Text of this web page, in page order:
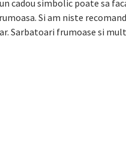
cadou simbolic poate sa
Si am niste
Sarbatoari frumoase si